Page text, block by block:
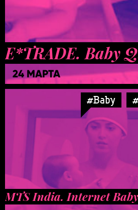
E*TRADE. Baby
24 МАРТА
#Baby
MTS India. Internet Baby